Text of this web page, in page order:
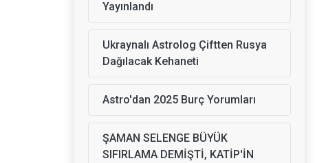
Yayınlandı
Ukraynalı Astrolog Çiftten Rusya
Dağılacak Kehaneti
Astro'dan 2025 Burç Yorumları
ŞAMAN SELENGE BÜYÜK
SIFIRLAMA DEMİŞTİ, KATİP'İN